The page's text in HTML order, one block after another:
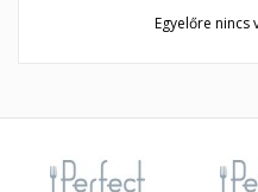
Egyelőre nincs